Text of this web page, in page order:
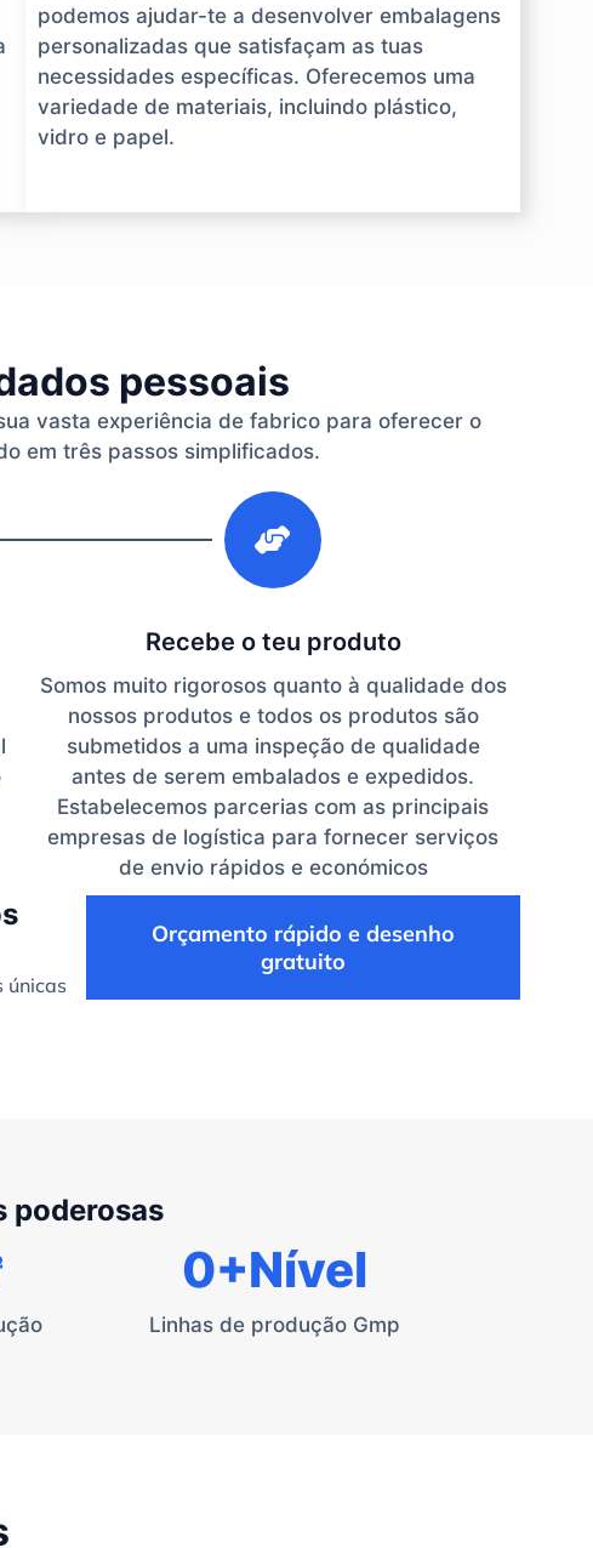
podemos ajudar-te a desenvolver embalagens
personalizadas que satisfaçam as tuas
necessidades específicas. Oferecemos uma
variedade de materiais, incluindo plástico,
vidro e papel.
pessoais
vasta experiência de fabrico para oferecer o
em três passos simplificados.
Recebe o teu produto
Somos muito rigorosos quanto à qualidade dos
nossos produtos e todos os produtos são
submetidos a uma inspeção de qualidade
antes de serem embalados e expedidos.
Estabelecemos parcerias com as principais
empresas de logística para fornecer serviços
de envio rápidos e económicos
únicas
Orçamento rápido e desenho
gratuito
poderosas
Linhas de produção Gmp
0+Nível